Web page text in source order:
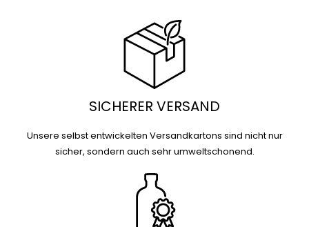
SICHERER VERSAND
Unsere selbst entwickelten Versandkartons sind nicht nur
sicher, sondern auch sehr umweltschonend.